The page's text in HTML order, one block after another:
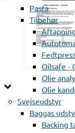
Pasta
Tilbehør
Oilsafe -
Olie
Olie
Svejseudstyr
Baggas
Backing